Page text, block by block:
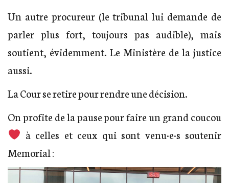
Un autre procureur (le tribunal lui demande de
parler plus fort, toujours pas audible), mais
soutient, évidemment. Le Ministère de la justice
aussi.
La Cour se retire pour rendre une décision.
On profite de la pause pour faire un grand coucou
à celles et ceux qui sont venu·e·s soutenir
Memorial :